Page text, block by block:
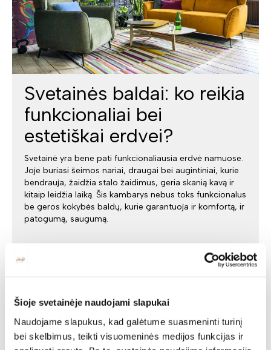
Šioje svetainėje naudojami slapukai
Naudojame slapukus, kad galėtume suasmeninti turinį
bei skelbimus, teikti visuomeninės medijos funkcijas ir
Svetainės baldai: ko reikia
funkcionaliai bei
estetiškai erdvei?
Svetainė yra bene pati funkcionaliausia erdvė namuose.
Joje buriasi šeimos nariai, draugai bei augintiniai, kurie
bendrauja, žaidžia stalo žaidimus, geria skanią kavą ir
kitaip leidžia laiką. Šis kambarys nebus toks funkcionalus
be geros kokybės baldų, kurie garantuoja ir komfortą, ir
patogumą, saugumą.